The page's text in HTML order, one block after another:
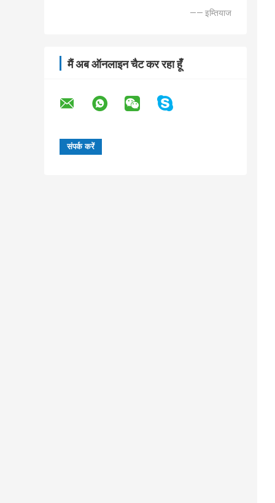
—— इम्तियाज
मैं अब ऑनलाइन चैट कर रहा हूँ